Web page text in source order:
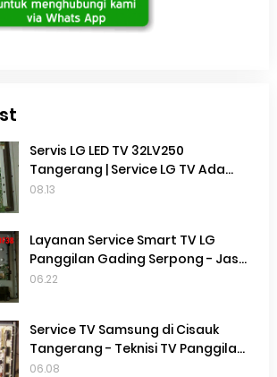
Servis LG LED TV 32LV250
Tangerang | Service LG TV Ada
suara Tidak Ada Gambar | Service
08.13
Layanan Service Smart TV LG
Panggilan Gading Serpong - Jasa
Service Smart TV LG Panggilan
06.22
Service TV Samsung di Cisauk
Tangerang - Teknisi TV Panggilan
Terdekat Di Cisauk Tangerang
06.08